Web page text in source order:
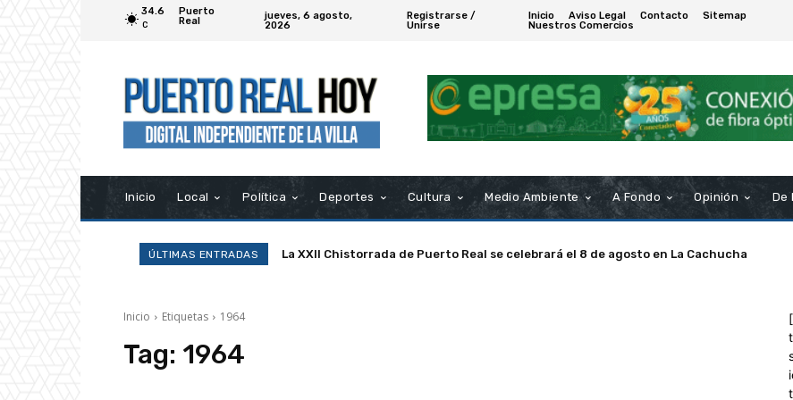
34.6
C
Puerto
Real
jueves, 6 agosto,
2026
Registrarse /
Unirse
Inicio Aviso Legal Contacto
Sitemap
Nuestros Comercios
Inicio Local Política Deportes Cultura Medio Ambiente A Fondo Opinión De
ÚLTIMAS ENTRADAS La XXII Chistorrada de Puerto Real se celebrará el 8 de agosto en La Cachucha
Inicio Etiquetas 1964
Tag: 1964